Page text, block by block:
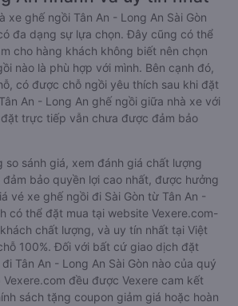
xe ghế ngồi Tân An - Long An Sài Gòn
đa dạng sự lựa chọn. Đây cũng có thể
cho hàng khách không biết nên chọn
nào là phù hợp với mình. Bên cạnh đó,
có được chỗ ngồi yêu thích sau khi đặt
An - Long An ghế ngồi giữa nhà xe với
trực tiếp vẫn chưa được đảm bảo
so sánh giá, xem đánh giá chất lượng
bảo quyền lợi cao nhất, được hưởng
vé xe ghế ngồi đi Sài Gòn từ Tân An -
có thể đặt mua tại website Vexere.com-
chất lượng, và uy tín nhất tại Việt
100%. Đối với bất cứ giao dịch đặt
Tân An - Long An Sài Gòn nào của quý
đều được Vexere cam kết
sách tặng coupon giảm giá hoặc hoàn